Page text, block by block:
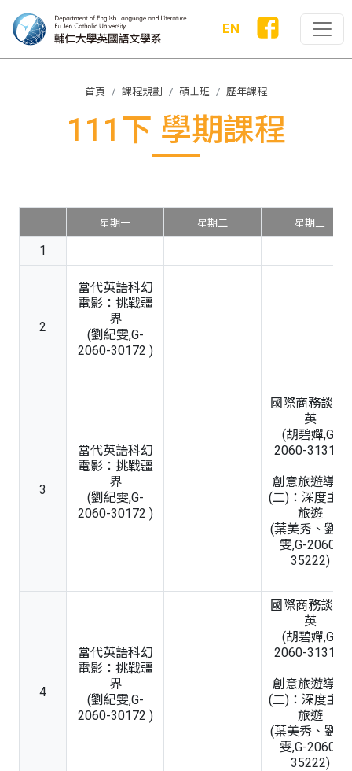
EN
首頁 課程規劃 碩士班 歷年課程
111下 學期課程
星期一 星期二 星期三
1
2
當代英語科幻
電影：挑戰疆
界
(劉紀雯,G-
2060-30172 )
3
當代英語科幻
電影：挑戰疆
界
(劉紀雯,G-
2060-30172 )
國際商務談判-
英
(胡碧嬋,G-
2060-31310)
創意旅遊導覽
(二)：深度主題
旅遊
(葉美秀、劉紀
雯,G-2060-
35222)
4
當代英語科幻
電影：挑戰疆
界
(劉紀雯,G-
2060-30172 )
國際商務談判-
英
(胡碧嬋,G-
2060-31310)
創意旅遊導覽
(二)：深度主題
旅遊
(葉美秀、劉紀
雯,G-2060-
35222)